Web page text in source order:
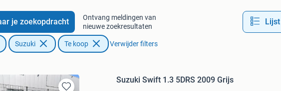
je zoekopdracht
Ontvang meldingen van
nieuwe zoekresultaten
Lijst
Suzuki Te koop Verwijder filters
Suzuki Swift 1.3 5DRS 2009 Grijs